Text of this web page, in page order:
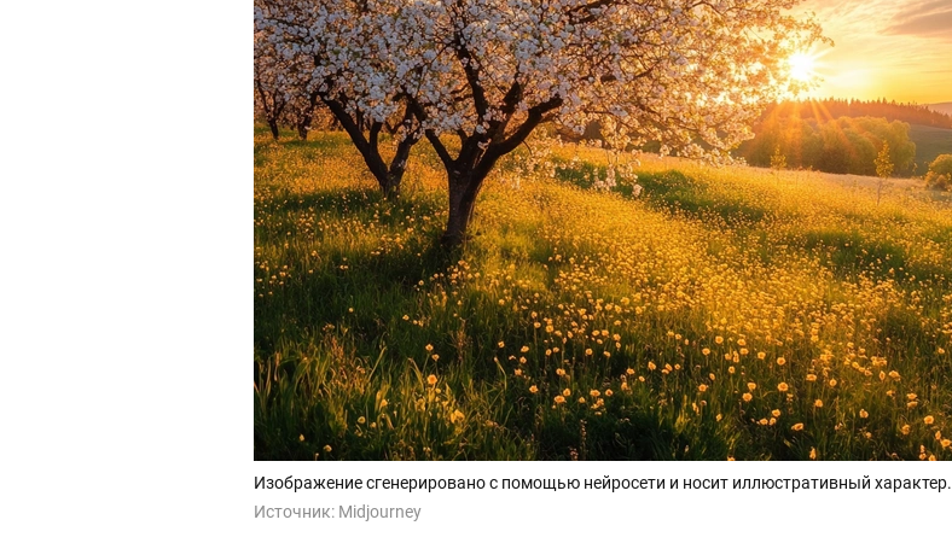
Изображение сгенерировано с помощью нейросети и носит иллюстративный характер.
Источник: Midjourney